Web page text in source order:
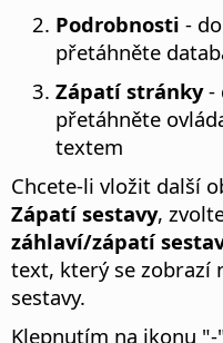
Podrobnosti -
přetáhněte
Zápatí stránky-
přetáhněte
textem
Chcete-li vložit další
Zápatí sestavy,
záhlaví/zápatí
text, který se zobrazí
sestavy.
Klepnutím na ikonu